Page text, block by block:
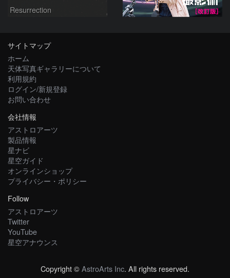
Resurrection
サイトマップ
ホーム
天体写真ギャラリーについて
利用規約
ログイン/新規登録
お問い合わせ
会社情報
アストロアーツ
製品情報
星ナビ
星空ガイド
オンラインショップ
プライバシー・ポリシー
Follow
アストロアーツ
Twitter
YouTube
星空アナウンス
Copyright ©AstroArts Inc. All rights reserved.